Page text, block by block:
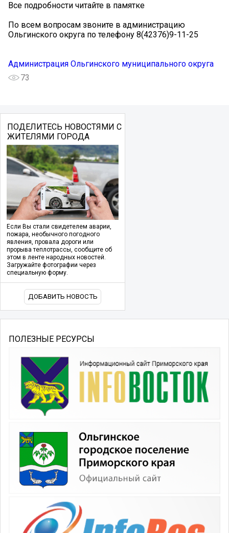
Все подробности читайте в памятке ️
️По всем вопросам звоните в администрацию
Ольгинского округа по телефону 8(42376)9-11-25
Администрация Ольгинского муниципального округа
73
ПОДЕЛИТЕСЬ НОВОСТЯМИ С
ЖИТЕЛЯМИ ГОРОДА
Если Вы стали свидетелем аварии,
пожара, необычного погодного
явления, провала дороги или
прорыва теплотрассы, сообщите об
этом в ленте народных новостей.
Загружайте фотографии через
специальную форму.
ДОБАВИТЬ НОВОСТЬ
ПОЛЕЗНЫЕ РЕСУРСЫ